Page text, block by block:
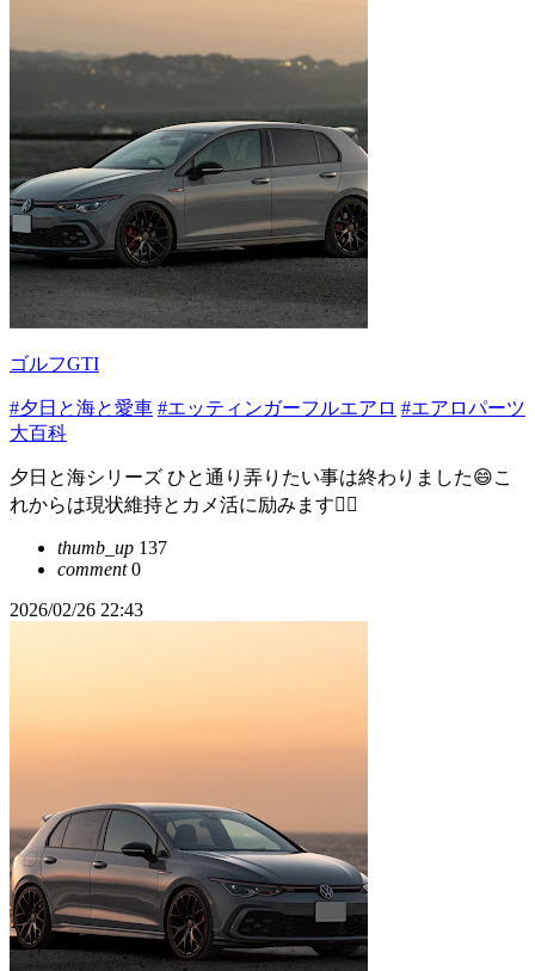
ゴルフGTI
#夕日と海と愛車 #エッティンガーフルエアロ #エアロパーツ
大百科
夕日と海シリーズ ひと通り弄りたい事は終わりました😄こ
れからは現状維持とカメ活に励みます🙇‍♂️
thumb_up 137
comment0
2026/02/26 22:43